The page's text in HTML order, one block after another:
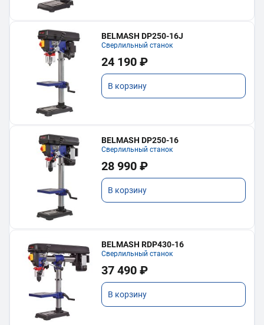
BELMASH DP250-16J
Сверлильный станок
24 190 ₽
В корзину
BELMASH DP250-16
Сверлильный станок
28 990 ₽
В корзину
BELMASH RDP430-16
Сверлильный станок
37 490 ₽
В корзину